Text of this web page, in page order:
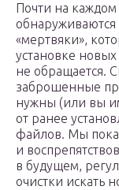
Почти на
«мертвяки»,
установке
не обращается.
заброшенные
нужны (или вы
от ранее
файлов. Мы
и
в будущем,
очистки искать